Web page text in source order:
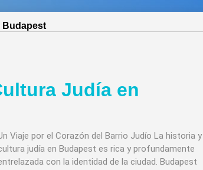
Budapest
Judía en
Viaje por el Corazón del Barrio Judío La historia y
judía en Budapest es rica y profundamente
con la identidad de la ciudad. Budapest